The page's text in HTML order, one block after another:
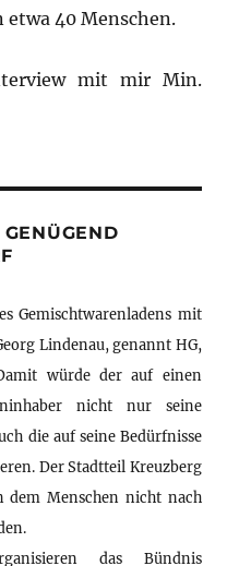
40 Menschen.
mit mir Min.
Gemischtwarenladens mit
Lindenau, genannt HG,
würde der auf einen
nicht nur seine
die auf seine Bedürfnisse
Der Stadtteil Kreuzberg
dem Menschen nicht nach
das Bündnis